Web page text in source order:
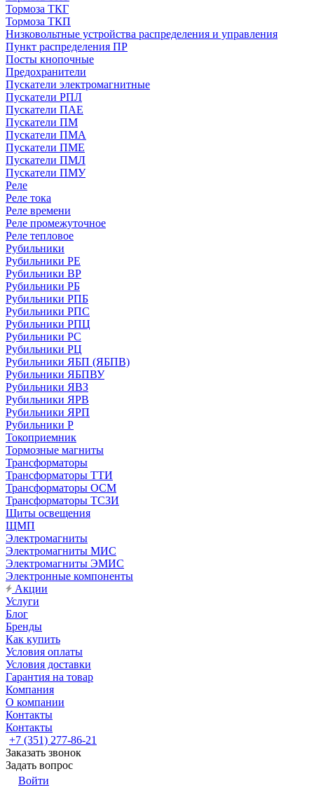
Тормоза ТКГ
Тормоза ТКП
Низковольтные устройства распределения и управления
Пункт распределения ПР
Посты кнопочные
Предохранители
Пускатели электромагнитные
Пускатели РПЛ
Пускатели ПАЕ
Пускатели ПМ
Пускатели ПМА
Пускатели ПМЕ
Пускатели ПМЛ
Пускатели ПМУ
Реле
Реле тока
Реле времени
Реле промежуточное
Реле тепловое
Рубильники
Рубильники РЕ
Рубильники ВР
Рубильники РБ
Рубильники РПБ
Рубильники РПС
Рубильники РПЦ
Рубильники РС
Рубильники РЦ
Рубильники ЯБП (ЯБПВ)
Рубильники ЯБПВУ
Рубильники ЯВЗ
Рубильники ЯРВ
Рубильники ЯРП
Рубильники Р
Токоприемник
Тормозные магниты
Трансформаторы
Трансформаторы ТТИ
Трансформаторы ОСМ
Трансформаторы ТСЗИ
Щиты освещения
ЩМП
Электромагниты
Электромагниты МИС
Электромагниты ЭМИС
Электронные компоненты
Акции
Услуги
Блог
Бренды
Как купить
Условия оплаты
Условия доставки
Гарантия на товар
Компания
О компании
Контакты
Контакты
+7 (351) 277-86-21
Заказать звонок
Задать вопрос
Войти